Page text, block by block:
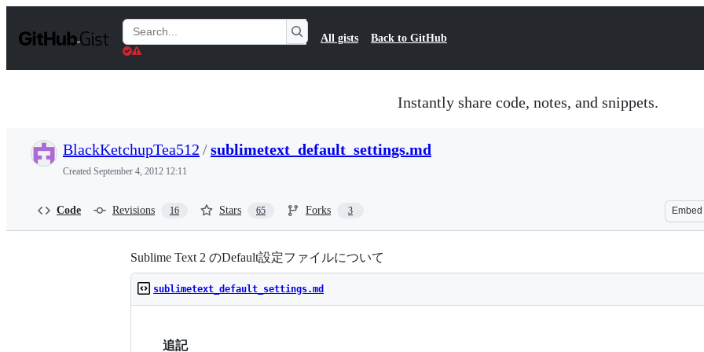
t
Search
Gists
All gists Back to GitHub
Instantly share code, notes, and snippets.
BlackKetchupTea512 /sublimetext_default_settings.md
Created September 4, 2012 12:11
Code Revisions 16 Stars 65 Forks 3 Embed
Sublime Text 2 のDefault設定ファイルについて
sublimetext_default_settings.md
追記